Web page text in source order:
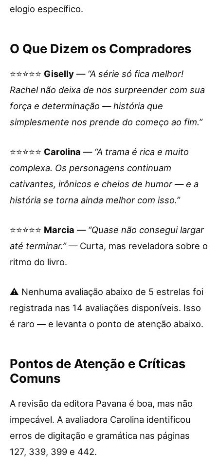
elogio específico.
O Que Dizem os Compradores
⭐⭐⭐⭐⭐ Giselly — “A série só fica melhor!
Rachel não deixa de nos surpreender com sua
força e determinação — história que
simplesmente nos prende do começo ao fim.”
⭐⭐⭐⭐⭐ Carolina — “A trama é rica e muito
complexa. Os personagens continuam
cativantes, irônicos e cheios de humor — e a
história se torna ainda melhor com isso.”
⭐⭐⭐⭐⭐ Marcia — “Quase não consegui largar
até terminar.”— Curta, mas reveladora sobre o
ritmo do livro.
⚠️ Nenhuma avaliação abaixo de 5 estrelas foi
registrada nas 14 avaliações disponíveis. Isso
é raro — e levanta o ponto de atenção abaixo.
Pontos de Atenção e Críticas
Comuns
A revisão da editora Pavana é boa, mas não
impecável. A avaliadora Carolina identificou
erros de digitação e gramática nas páginas
127, 339, 399 e 442.